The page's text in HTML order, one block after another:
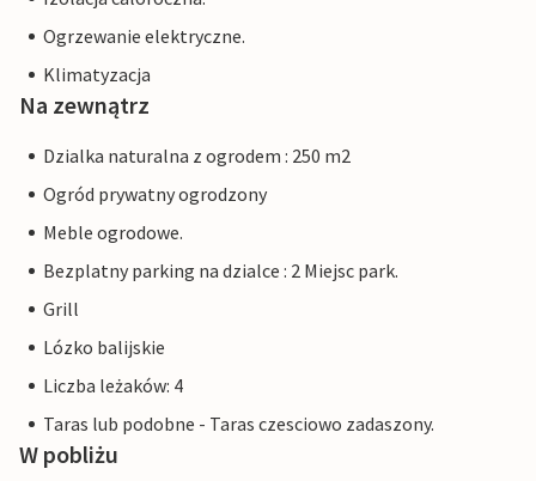
Ogrzewanie elektryczne.
Klimatyzacja
Na zewnątrz
Dzialka naturalna z ogrodem : 250 m2
Ogród prywatny ogrodzony
Meble ogrodowe.
Bezplatny parking na dzialce : 2 Miejsc park.
Grill
Lózko balijskie
Liczba leżaków: 4
Taras lub podobne - Taras czesciowo zadaszony.
W pobliżu